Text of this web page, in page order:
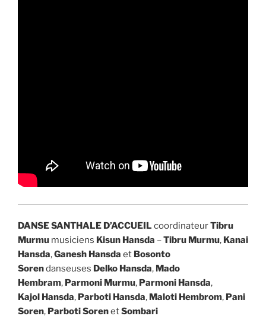
DANSE SANTHALE D’ACCUEIL coordinateurTibru
Murmu musiciens Kisun Hansda –Tibru Murmu, Kanai
Hansda,Ganesh Hansda et Bosonto
Sorendanseuses Delko Hansda, Mado
Hembram, Parmoni Murmu, Parmoni Hansda,
Kajol Hansda, Parboti Hansda, Maloti Hembrom, Pani
Soren, Parboti SorenetSombari